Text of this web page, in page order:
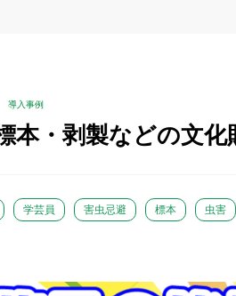
導入事例
本・剥製などの文
学芸員 害虫忌避 標本 虫害